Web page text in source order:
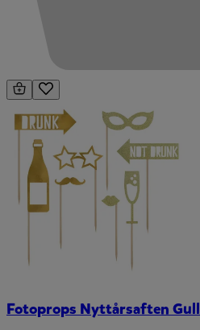
Fotoprops Nyttårsaften Gull